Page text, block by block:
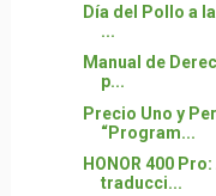
Día del Pollo a
...
Manual de
p...
Precio Uno y
“Program...
HONOR 400
traducci...